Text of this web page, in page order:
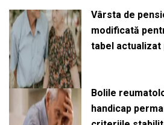
Vârsta de
modificată
tabel actualizat
Bolile
handicap